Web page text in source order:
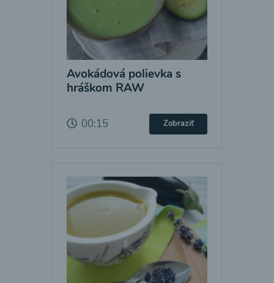
Avokádová polievka s
hráškom RAW
00:15 Zobraziť